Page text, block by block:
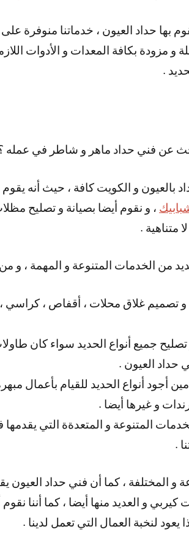
مزودة بكافة المعدات و الأدوات
.
عن فني حداد ماهر و شاطر في عمله
بالعيون و الكويت كافة ، حيث أنه
، و نقوم أيضا بصيانة و تصليح
متناهية .
من الخدمات المتنوعة و المهمة ، و
تصميم غلاق محلات ، أقفاص ، كراسي ،
جميع أنواع الحديد سواء كان
حداد العيون .
أجود أنواع الحديد للقيام بأعمال
و غيرها أيضا .
المتنوعة و المتعدةة التي يقدمها
.
و المختلفة ، كما أن فني حداد العيون
كيربي و العديد منها أيضا ، كما أننا
لنخبة العمال التي تعمل لدينا .